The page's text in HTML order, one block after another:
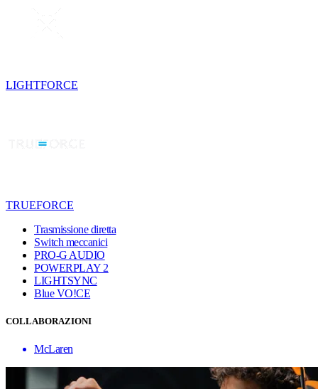
LIGHTFORCE
TRUEFORCE
Trasmissione diretta
Switch meccanici
PRO-G AUDIO
POWERPLAY 2
LIGHTSYNC
Blue VO!CE
COLLABORAZIONI
McLaren